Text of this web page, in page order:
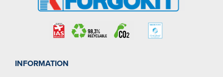
INFORMATION